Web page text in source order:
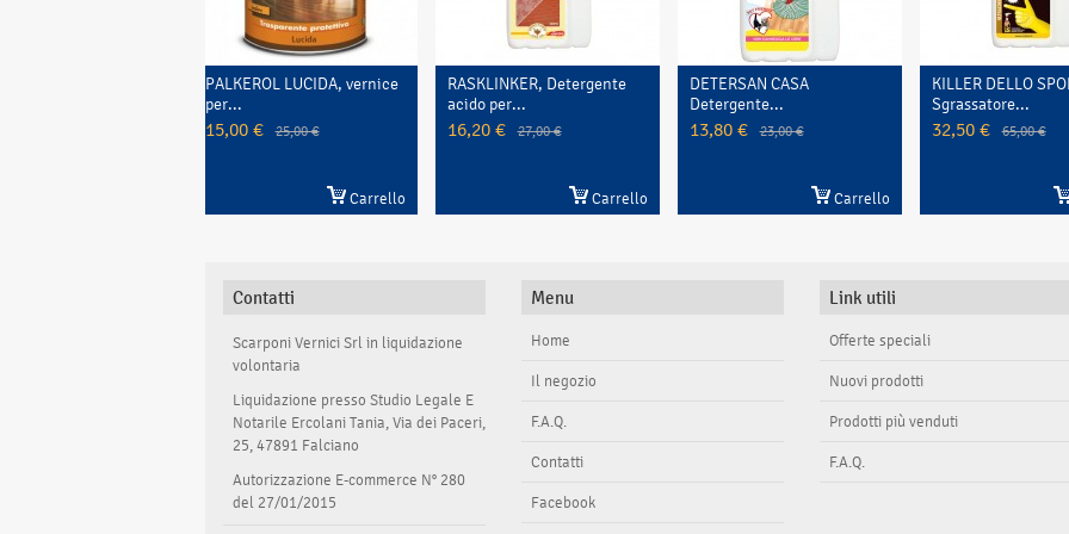
RASKLINKER, Detergente
acido per...
16,20 € 27,00 €
Carrello
DETERSAN CASA
Detergente...
13,80 € 23,00 €
Carrello
KILLER DELLO SPORCO,
Sgrassatore...
32,50 € 65,00 €
Carrello
LAVALUCIDA,
25,50 € 51,00 €
Contatti
Scarponi Vernici Srl in liquidazione
volontaria
Liquidazione presso Studio Legale E
Notarile Ercolani Tania, Via dei Paceri,
25, 47891 Falciano
Autorizzazione E-commerce N° 280
del 27/01/2015
Menu
Home
Il negozio
F.A.Q.
Contatti
Facebook
Link utili
Offerte speciali
Nuovi prodotti
Prodotti più venduti
F.A.Q.